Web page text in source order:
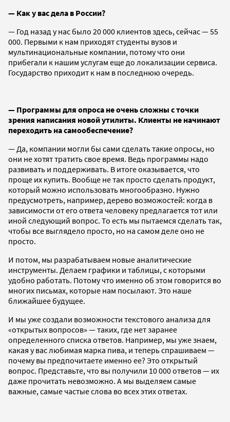
— Как у вас дела в России?
— Год назад у нас было 20 000 клиентов здесь, сейчас — 55
000. Первыми к нам приходят студенты вузов и
мультинациональные компании, потому что они
прибегали к нашим услугам еще до локализации сервиса.
Государство приходит к нам в последнюю очередь.
— Программы для опроса не очень сложны с точки
зрения написания новой утилиты. Клиенты не начинают
переходить на самообеспечение?
— Да, компании могли бы сами сделать такие опросы, но
они не хотят тратить свое время. Ведь программы надо
развивать и поддерживать. В итоге оказывается, что
проще их купить. Вообще не так просто сделать продукт,
который можно использовать многообразно. Нужно
предусмотреть, например, дерево возможостей: когда в
зависимости от его ответа человеку предлагается тот или
иной следующий вопрос. То есть мы пытаемся сделать так,
чтобы все выглядело просто, но на самом деле оно не
просто.
И потом, мы разрабатываем новые аналитические
инструменты. Делаем графики и таблицы, с которыми
удобно работать. Потому что именно об этом говорится во
многих письмах, которые нам посылают. Это наше
ближайшее будущее.
И мы уже создали возможности текстового анализа для
«открытых вопросов» — таких, где нет заранее
определенного списка ответов. Например, мы уже знаем,
какая у вас любимая марка пива, и теперь спрашиваем —
почему вы предпочитаете именно ее? Это открытый
вопрос. Представьте, что вы получили 10 000 ответов — их
даже прочитать невозможно. А мы выделяем самые
важные, самые частые слова во всех этих ответах.